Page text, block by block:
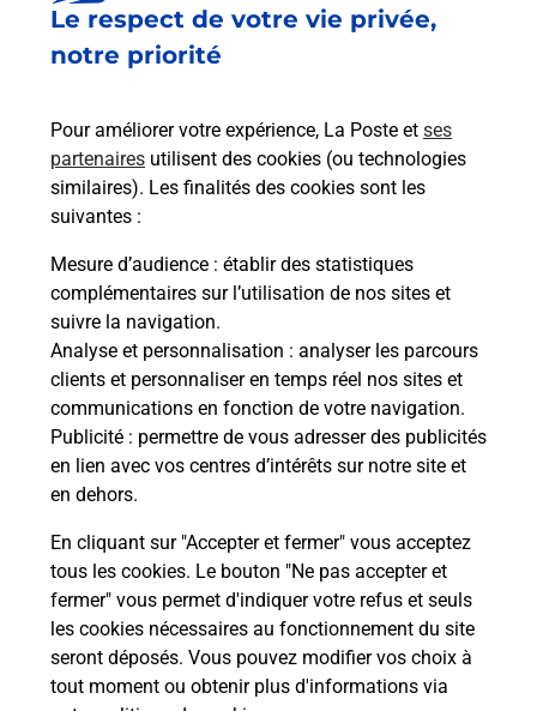
Le respect de votre vie privée,
notre priorité
Pour améliorer votre expérience, La Poste et ses
partenaires utilisent des cookies (ou technologies
similaires). Les finalités des cookies sont les
suivantes :
Mesure d’audience : établir des statistiques
complémentaires sur l’utilisation de nos sites et
suivre la navigation.
Analyse et personnalisation : analyser les parcours
clients et personnaliser en temps réel nos sites et
communications en fonction de votre navigation.
Publicité : permettre de vous adresser des publicités
en lien avec vos centres d’intérêts sur notre site et
en dehors.
En cliquant sur "Accepter et fermer" vous acceptez
tous les cookies. Le bouton "Ne pas accepter et
fermer" vous permet d'indiquer votre refus et seuls
les cookies nécessaires au fonctionnement du site
seront déposés. Vous pouvez modifier vos choix à
tout moment ou obtenir plus d'informations via
Est-il possible d’acheter un
emballage directement depuis un
Comment demander une
modification de livraison ?
Comment La Poste participe-t-elle
à votre sécurité au quotidien ?
Puis-je passer mon code de la route
avec La Poste et sous quelles
conditions ?
Localiser Liste Ardèche LANARCE